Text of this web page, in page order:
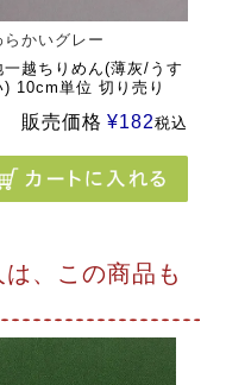
らかいグレー
一越ちりめん(薄灰/うす
) 10cm単位 切り売り
販売価格 ¥182税込
、この商品も